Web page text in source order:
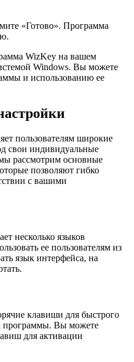
«Готово». Программа
WizKey на вашем
Windows. Вы можете
и использованию ее
пользователям широкие
свои индивидуальные
рассмотрим основные
позволяют гибко
с вашими
несколько языков
ее пользователям из
язык интерфейса, на
клавиши для быстрого
программы. Вы можете
для активации